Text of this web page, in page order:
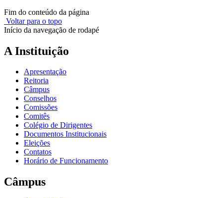
Fim do conteúdo da página
Voltar para o topo
Início da navegação de rodapé
A Instituição
Apresentação
Reitoria
Câmpus
Conselhos
Comissões
Comitês
Colégio de Dirigentes
Documentos Institucionais
Eleições
Contatos
Horário de Funcionamento
Câmpus